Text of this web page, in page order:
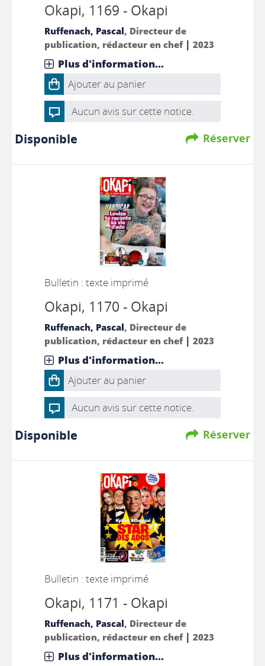
Okapi, 1169 - Okapi
Ruffenach, Pascal, Directeur de
publication, rédacteur en chef | 2023
Plus d'information...
Ajouter au panier
Aucun avis sur cette notice.
Réserver
Disponible
Bulletin : texte imprimé
Okapi, 1170 - Okapi
Ruffenach, Pascal, Directeur de
publication, rédacteur en chef | 2023
Plus d'information...
Ajouter au panier
Aucun avis sur cette notice.
Réserver
Disponible
Bulletin : texte imprimé
Okapi, 1171 - Okapi
Ruffenach, Pascal, Directeur de
publication, rédacteur en chef | 2023
Plus d'information...